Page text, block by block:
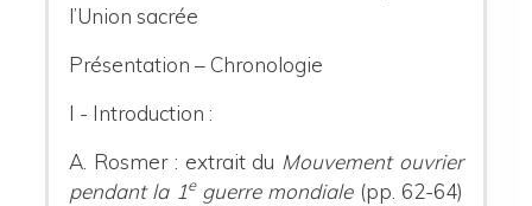
l’Union sacrée
Présentation – Chronologie
I - Introduction :
A. Rosmer : extrait du Mouvement ouvrier
pendant la 1eguerre mondiale(pp. 62-64)